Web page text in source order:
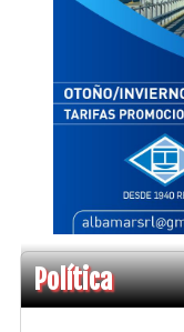
Política